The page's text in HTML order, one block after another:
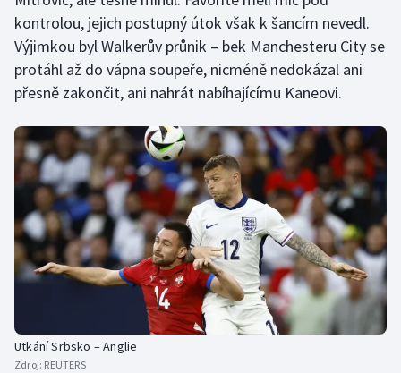
kontrolou, jejich postupný útok však k šancím nevedl.
Výjimkou byl Walkerův průnik – bek Manchesteru City se
protáhl až do vápna soupeře, nicméně nedokázal ani
přesně zakončit, ani nahrát nabíhajícímu Kaneovi.
Utkání Srbsko – Anglie
Zdroj: REUTERS